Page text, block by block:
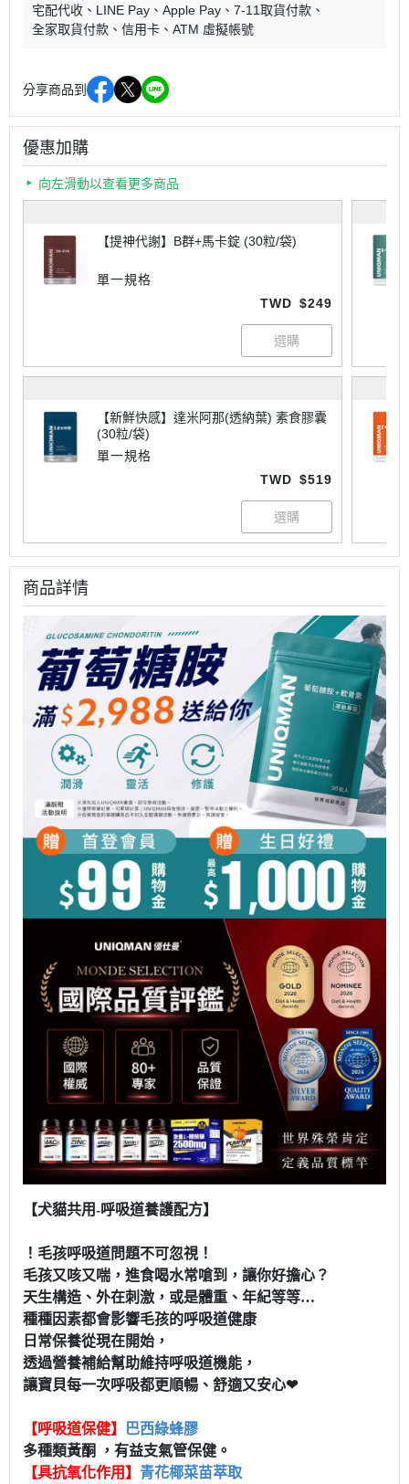
宅配代收
LINE Pay Apple Pay
7-11取貨付款
全家取貨付款
信用卡 ATM 虛擬帳號
分享商品到
優惠加購
向左滑動以查看更多商品
【提神代謝】B群+馬卡錠 (30粒/袋)
單一規格
TWD $249
【新鮮快感】達米阿那(透納葉) 素食膠囊
(30粒/袋)
單一規格
TWD $519
商品詳情
【犬貓共用-呼吸道養護配方】
！毛孩呼吸道問題不可忽視！
毛孩又咳又喘，進食喝水常嗆到，讓你好擔心？
天生構造、外在刺激，或是體重、年紀等等…
種種因素都會影響毛孩的呼吸道健康
日常保養從現在開始，
透過營養補給幫助維持呼吸道機能，
讓寶貝每一次呼吸都更順暢、舒適又安心❤
【呼吸道保健】
巴西綠蜂膠
多種類黃酮 ，有益支氣管保健。
【具抗氧化作用】 青花椰菜苗萃取